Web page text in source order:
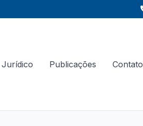
Jurídico Publicações Contato